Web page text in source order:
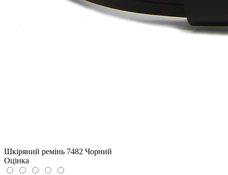
Шкіряний ремінь 7482 Чорний
Оцінка